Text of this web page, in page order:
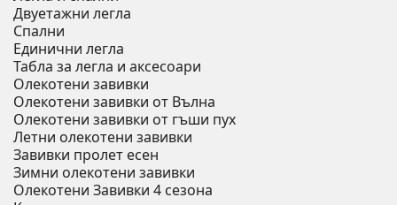
Двуетажни легла
Спални
Единични легла
Табла за легла и аксесоари
Олекотени завивки
Олекотени завивки от Вълна
Олекотени завивки от гъши пух
Летни олекотени завивки
Завивки пролет есен
Зимни олекотени завивки
Олекотени Завивки 4 сезона